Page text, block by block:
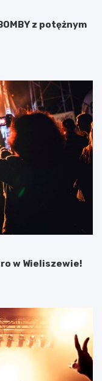
z potężnym
w Wieliszewie!